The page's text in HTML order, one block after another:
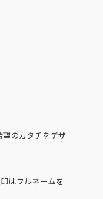
望のカタチをデザ
はフルネームを